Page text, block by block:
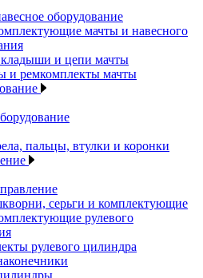
оборудование
мачты и навесного
и цепи мачты
и ремкомплекты мачты
пальцы, втулки и коронки
серьги и комплектующие
рулевого
рулевого цилиндра